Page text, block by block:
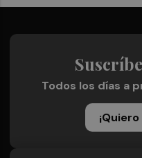
Todos los días a